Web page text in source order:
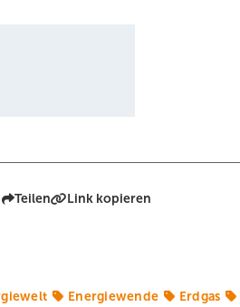
Teilen Link kopieren
Energiewende Erdgas